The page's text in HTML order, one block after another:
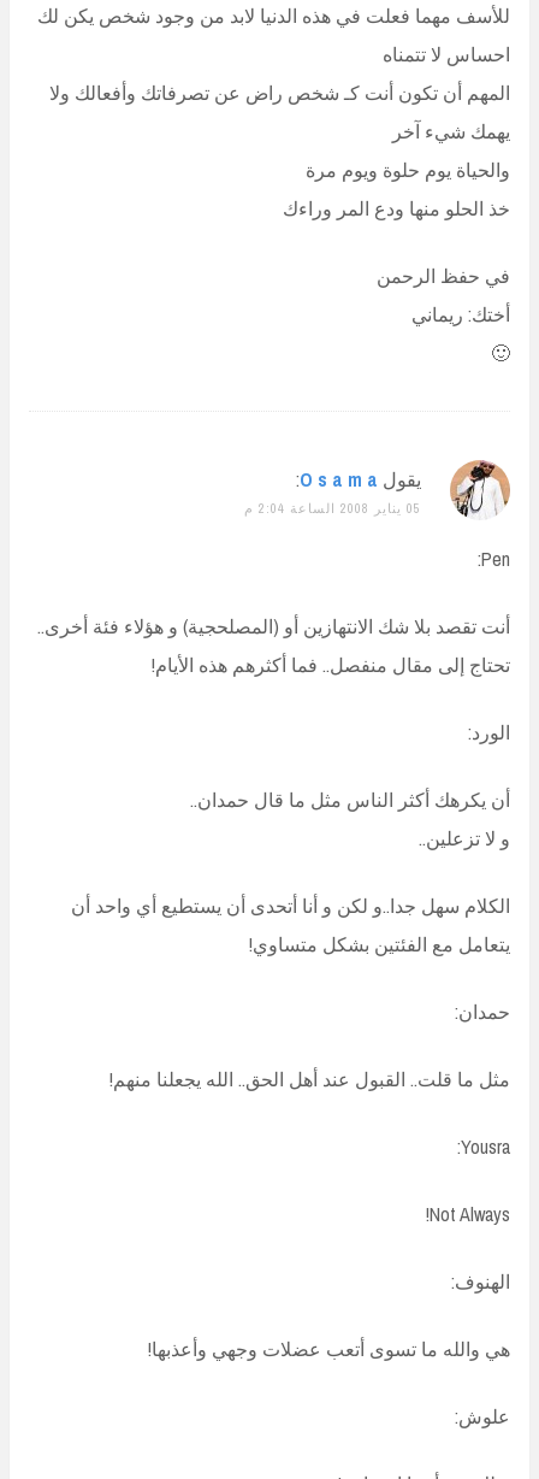
للأسف مهما فعلت في هذه الدنيا لابد من وجود شخص يكن لك
احساس لا تتمناه
المهم أن تكون أنت كـ شخص راض عن تصرفاتك وأفعالك ولا
يهمك شيء آخر
والحياة يوم حلوة ويوم مرة
خذ الحلو منها ودع المر وراءك
في حفظ الرحمن
أختك: ريماني
🙂
يقول O s a m a
:
05 يناير 2008 الساعة 2:04 م
Pen:
أنت تقصد بلا شك الانتهازين أو (المصلحجية) و هؤلاء فئة أخرى..
تحتاج إلى مقال منفصل.. فما أكثرهم هذه الأيام!
الورد:
أن يكرهك أكثر الناس مثل ما قال حمدان..
و لا تزعلين..
الكلام سهل جدا..و لكن و أنا أتحدى أن يستطيع أي واحد أن
يتعامل مع الفئتين بشكل متساوي!
حمدان:
مثل ما قلت.. القبول عند أهل الحق.. الله يجعلنا منهم!
Yousra:
Not Always!
الهنوف:
هي والله ما تسوى أتعب عضلات وجهي وأعذبها!
علوش: